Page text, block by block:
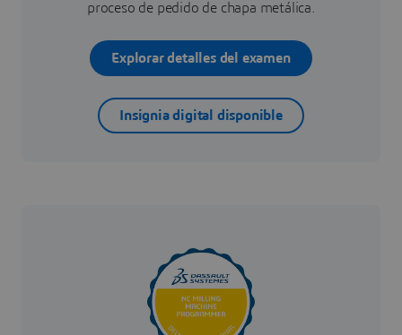
proceso de pedido de chapa metálica.
Explorar detalles del examen
Insignia digital disponible